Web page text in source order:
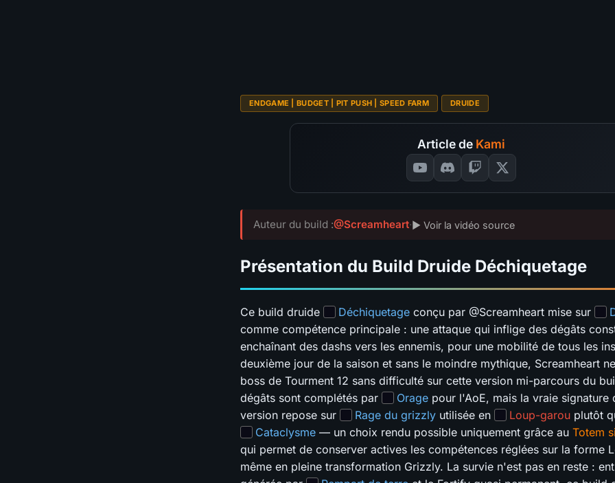
ENDGAME | BUDGET | PIT PUSH | SPEED FARM DRUIDE
Article de Kami
Auteur du build :@Screamheart·▶ Voir la vidéo source
Présentation du Build Druide Déchiquetage
Ce build druide Déchiquetage conçu par @Screamheart mise sur
comme compétence principale : une attaque qui inflige des dégâts
enchaînant des dashs vers les ennemis, pour une mobilité de tous les
deuxième jour de la saison et sans le moindre mythique, Screamheart
boss de Tourment 12 sans difficulté sur cette version mi-parcours du
dégâts sont complétés par
Orage pour l'AoE, mais la vraie signature
version repose sur
Rage du grizzly utilisée en Loup-garou plutôt
Cataclysme — un choix rendu possible uniquement grâce au Totem
qui permet de conserver actives les compétences réglées sur la forme
même en pleine transformation Grizzly. La survie n'est pas en reste :